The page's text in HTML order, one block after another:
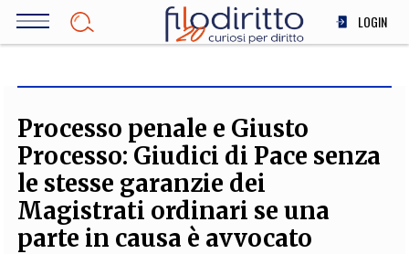
Salta
LOGIN
SOCIETÀ
MEDICINA
SCIENZA
STORIA E FILOSOFIA
INNOVAZIONE
Processo penale e Giusto
Processo: Giudici di Pace senza
le stesse garanzie dei
Magistrati ordinari se una
parte in causa è avvocato